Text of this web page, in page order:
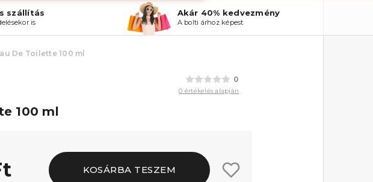
szállítás
is
Akár 40% kedvezmény
A bolti árhoz képest
De Toilette 100 ml
0
0 értékelés alapján
100 ml
KOSÁRBA TESZEM